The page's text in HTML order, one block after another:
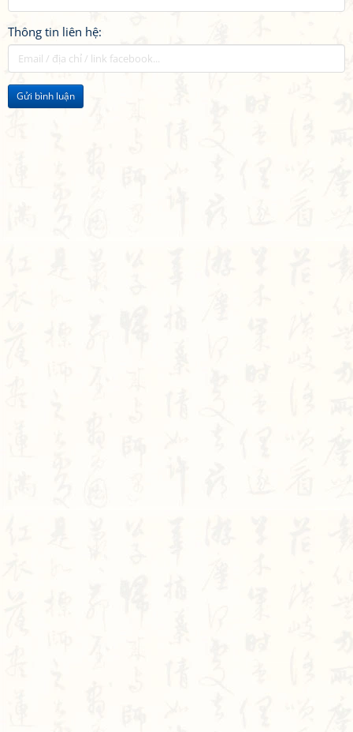
Thông tin liên hệ:
Gửi bình luận